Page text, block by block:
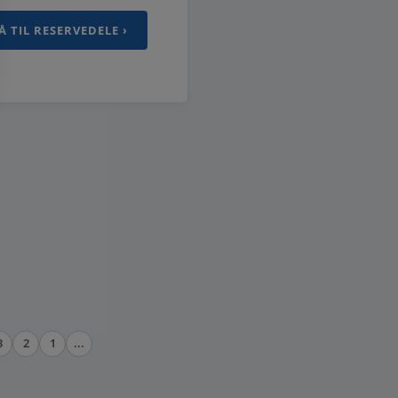
TIL RESERVEDELE ›
2 1 ...